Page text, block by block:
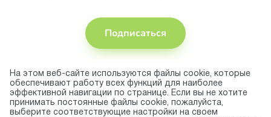
На этом веб-сайте используются файлы cookie, которые
обеспечивают работу всех функций для наиболее
эффективной навигации по странице. Если вы не хотите
принимать постоянные файлы cookie, пожалуйста,
выберите соответствующие настройки на своем
Подписаться
Присоединяйтесь
Принимаем
к оплате